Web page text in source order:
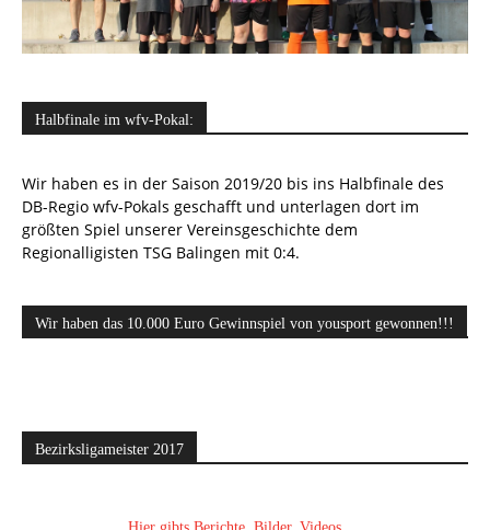
Halbfinale im wfv-Pokal:
Wir haben es in der Saison 2019/20 bis ins Halbfinale des
DB-Regio wfv-Pokals geschafft und unterlagen dort im
größten Spiel unserer Vereinsgeschichte dem
Regionalligisten TSG Balingen mit 0:4.
Wir haben das 10.000 Euro Gewinnspiel von yousport gewonnen!!!
Bezirksligameister 2017